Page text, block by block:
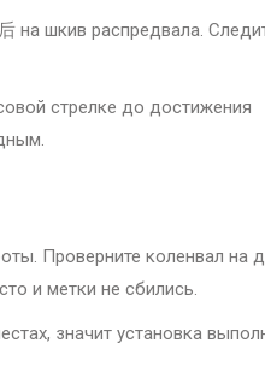
на шкив распредвала.
стрелке до достижения
Проверните коленвал на
и метки не сбились.
значит установка